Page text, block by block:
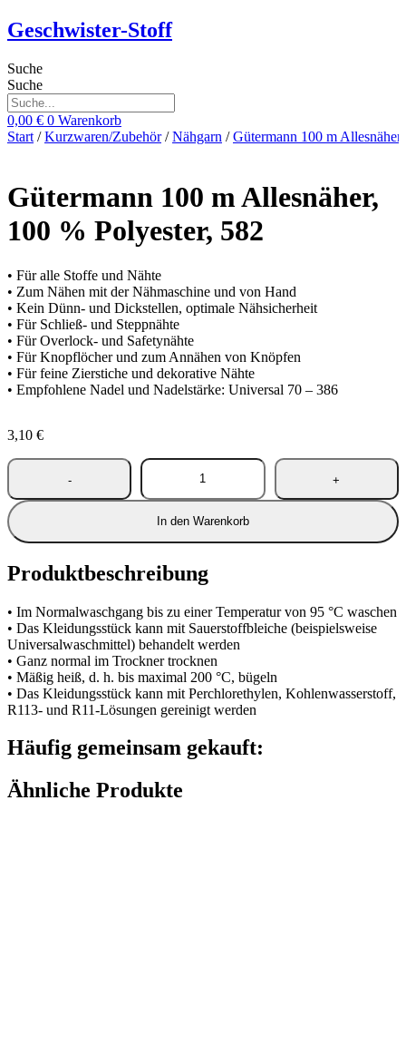
Zum
Inhalt
Geschwister-Stoff
Suche
Suche
0,00 € 0 Warenkorb
Start /Kurzwaren/Zubehör/Nähgarn /Gütermann 100 m Allesnäher
Gütermann 100 m Allesnäher,
100 % Polyester, 582
• Für alle Stoffe und Nähte
• Zum Nähen mit der Nähmaschine und von Hand
• Kein Dünn- und Dickstellen, optimale Nähsicherheit
• Für Schließ- und Steppnähte
• Für Overlock- und Safetynähte
• Für Knopflöcher und zum Annähen von Knöpfen
• Für feine Zierstiche und dekorative Nähte
• Empfohlene Nadel und Nadelstärke: Universal 70 – 386
3,10 €
In den Warenkorb
Produktbeschreibung
• Im Normalwaschgang bis zu einer Temperatur von 95 °C waschen
• Das Kleidungsstück kann mit Sauerstoffbleiche (beispielsweise
Universalwaschmittel) behandelt werden
• Ganz normal im Trockner trocknen
• Mäßig heiß, d. h. bis maximal 200 °C, bügeln
• Das Kleidungsstück kann mit Perchlorethylen, Kohlenwasserstoff,
R113- und R11-Lösungen gereinigt werden
Häufig gemeinsam gekauft:
Ähnliche Produkte